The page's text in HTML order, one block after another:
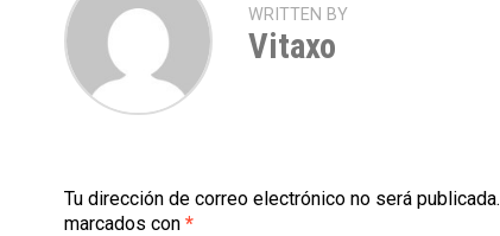
WRITTEN BY
Vitaxo
Tu dirección de correo electrónico no será publicada.
marcados con *